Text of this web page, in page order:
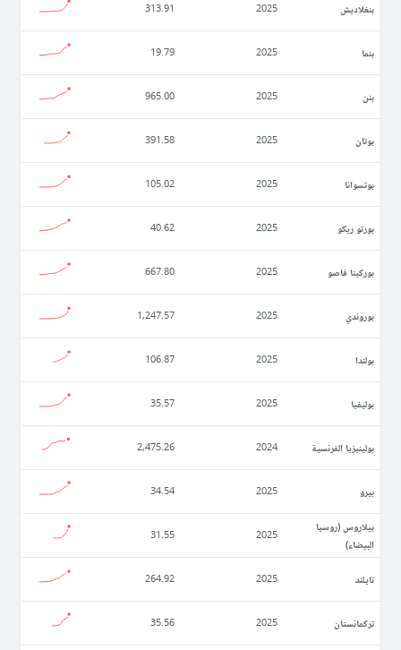
بنغلاديش 2025
313.91
بنما 2025
19.79
بنن 2025
965.00
بوتان 2025
391.58
بوتسوانا 2025
105.02
بورتو ريكو 2025
40.62
بوركينا فاصو 2025
667.80
بوروندي 2025
1,247.57
بولندا 2025
106.87
بوليفيا 2025
35.57
بولينيزيا الفرنسية 2024
2,475.26
بيرو 2025
34.54
بيلاروس (روسيا
البيضاء)
2025
31.55
تايلند 2025
264.92
تركمانستان 2025
35.56